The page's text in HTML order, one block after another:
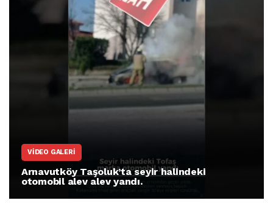
VIDEO GALERI
Arnavutköy Taşoluk’ta seyir halindeki
otomobil alev alev yandı.